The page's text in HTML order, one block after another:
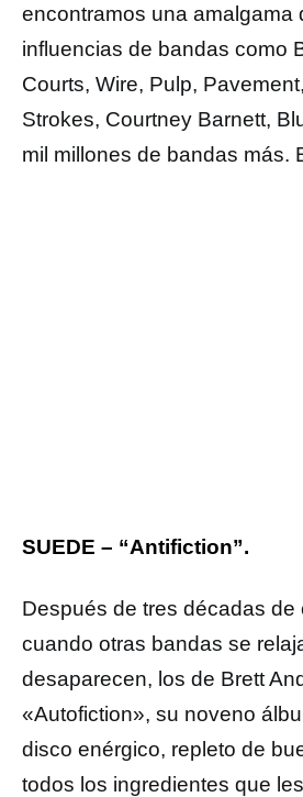
encontramos una amalgama
influencias de bandas como
Courts, Wire, Pulp,
Strokes, Courtney Barnett,
mil millones de bandas más.
SUEDE – “Antifiction”.
Después de tres décadas de
cuando otras bandas se
desaparecen, los de Brett
«Autofiction», su noveno
disco enérgico, repleto de
todos los ingredientes que